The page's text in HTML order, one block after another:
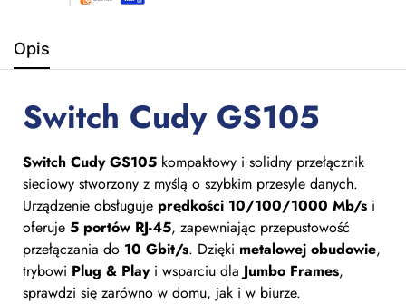
Opis
Switch Cudy GS105
Switch Cudy GS105 kompaktowy i solidny przełącznik
sieciowy stworzony z myślą o szybkim przesyle danych.
Urządzenie obsługuje prędkości 10/100/1000 Mb/s i
oferuje 5 portów RJ-45, zapewniając przepustowość
przełączania do 10 Gbit/s. Dzięki metalowej obudowie,
trybowi Plug & Playi wsparciu dla Jumbo Frames,
sprawdzi się zarówno w domu, jak i w biurze.